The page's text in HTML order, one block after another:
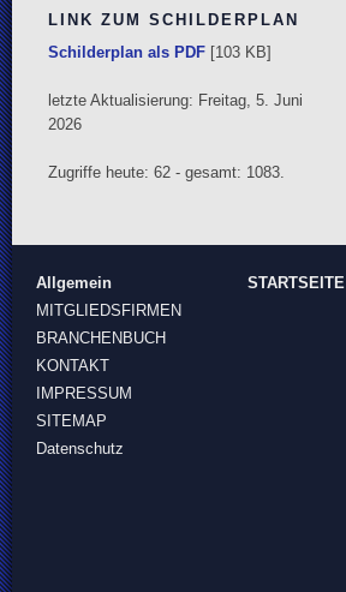
LINK ZUM SCHILDERPLAN
Schilderplan als PDF [103 KB]
letzte Aktualisierung: Freitag, 5. Juni
2026
Zugriffe heute: 62 - gesamt: 1083.
Allgemein
MITGLIEDSFIRMEN
BRANCHENBUCH
KONTAKT
IMPRESSUM
SITEMAP
Datenschutz
STARTSEITE